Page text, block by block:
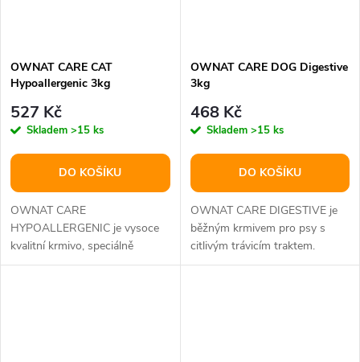
OWNAT CARE CAT
Hypoallergenic 3kg
527 Kč
Skladem >15 ks
DO KOŠÍKU
OWNAT CARE
HYPOALLERGENIC je vysoce
kvalitní krmivo, speciálně
vyrobené z ryb jako jediného
OWNAT CARE DOG Digestive
3kg
468 Kč
Skladem >15 ks
DO KOŠÍKU
OWNAT CARE DIGESTIVE je
běžným krmivem pro psy s
citlivým trávicím traktem.
Pečlivě připravené z přírodních